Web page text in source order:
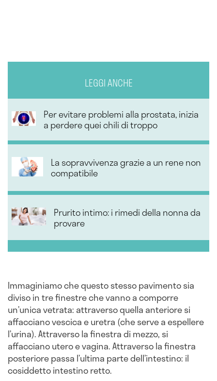
LEGGI ANCHE
Per evitare problemi alla prostata, inizia
a perdere quei chili di troppo
La sopravvivenza grazie a un rene non
compatibile
Prurito intimo: i rimedi della nonna da
provare
Immaginiamo che questo stesso pavimento sia
diviso in tre finestre che vanno a comporre
un’unica vetrata: attraverso quella anteriore si
affacciano vescica e uretra (che serve a espellere
l’urina). Attraverso la finestra di mezzo, si
affacciano utero e vagina. Attraverso la finestra
posteriore passa l’ultima parte dell’intestino: il
cosiddetto intestino retto.